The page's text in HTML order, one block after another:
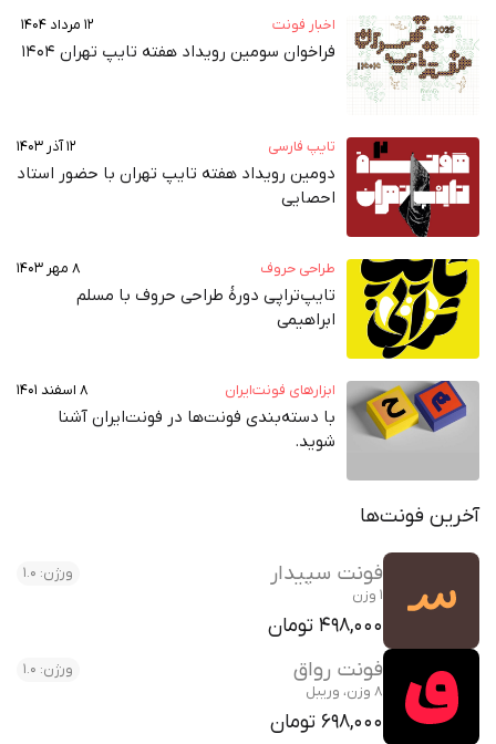
اخبار فونت ۱۲ مرداد ۱۴۰۴
فراخوان سومین رویداد هفته تایپ تهران ۱۴۰۴
تایپ فارسی ۱۲ آذر ۱۴۰۳
دومین رویداد هفته‌ تایپ تهران با حضور استاد
احصایی
طراحی حروف ۸ مهر ۱۴۰۳
تایپ‌تراپی دورهٔ طراحی حروف با مسلم
ابراهیمی
ابزارهای فونت‌ایران ۸ اسفند ۱۴۰۱
با دسته‌بندی فونت‌ها در فونت‌ایران آشنا
شوید.
آخرین فونت‌ها
فونت سپیدار
ورژن: 1.0
1 وزن
498,000 تومان
فونت رواق
ورژن: 1.0
8 وزن، وریبل
698,000 تومان